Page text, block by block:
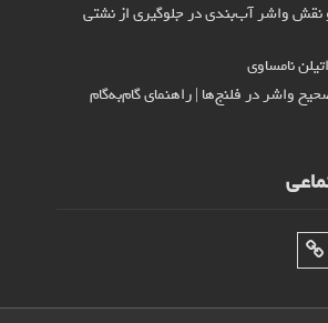
و نقش واشر آب‌بندی در جلوگیری از نشتی
نامساوی
واشر در فلنج‌ها | راهنمای گام‌به‌گام